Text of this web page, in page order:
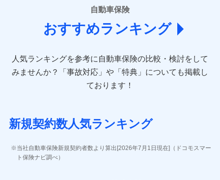
あいおいニッセイ同和損害保険株式会社
(https://www.aioinissaydowa.co.jp/)
アクサ損害保険株式会社 (https://www.axa-
direct.co.jp/)
sompo.co.jp/)
東京海上ダイレクト損害保険株式会社 (https://www.e-
AIG損害保険株式会社 (https://www.aig.co.jp/sonpo)
ジェイアイ傷害火災保険株式会社
ソニー損害保険株式会社
(https://www.sonysonpo.co.jp/)
自動車保険
おすすめランキング
人気ランキングを参考に自動車保険の比較・検討をして
みませんか？
「事故対応」や「特典」についても掲載し
ております！
新規契約数人気ランキング
当社自動車保険新規契約者数より算出[2026年7月1日現在]（ドコモスマー
ト保険ナビ調べ）